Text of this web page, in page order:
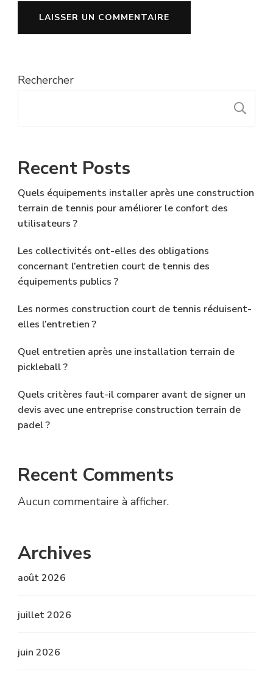
Rechercher
Recent Posts
Quels équipements installer après une construction
terrain de tennis pour améliorer le confort des
utilisateurs ?
Les collectivités ont-elles des obligations
concernant l’entretien court de tennis des
équipements publics ?
Les normes construction court de tennis réduisent-
elles l’entretien ?
Quel entretien après une installation terrain de
pickleball ?
Quels critères faut-il comparer avant de signer un
devis avec une entreprise construction terrain de
padel ?
Recent Comments
Aucun commentaire à afficher.
Archives
août 2026
juillet 2026
juin 2026